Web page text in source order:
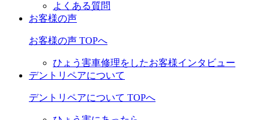
よくある質問
お客様の声
お客様の声 TOPへ
ひょう害車修理をしたお客様インタビュー
デントリペアについて
デントリペアについて TOPへ